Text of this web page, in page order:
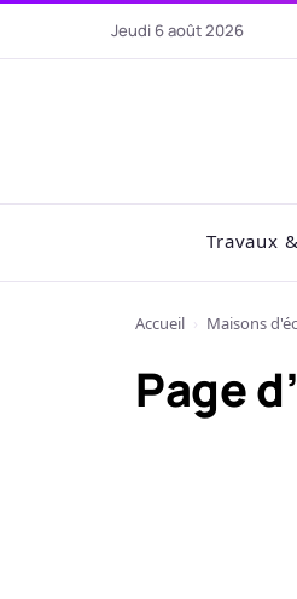
au
jeudi 6 août 2026
Travaux
Accueil › Maisons
Page